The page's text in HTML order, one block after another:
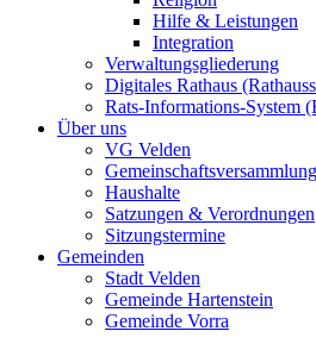
Hilfe & Leistungen
Integration
Verwaltungsgliederung
Digitales Rathaus
Rats-Informations-System
Über uns
VG Velden
Gemeinschaftsversammlung
Haushalte
Satzungen & Verordnungen
Sitzungstermine
Gemeinden
Stadt Velden
Gemeinde Hartenstein
Gemeinde Vorra